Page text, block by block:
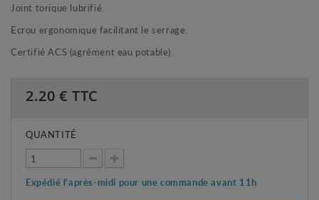
Joint torique lubrifié.
Ecrou ergonomique facilitant le serrage.
Certifié ACS (agrément eau potable).
2.20 € TTC
QUANTITÉ
Expédié l'après-midi pour une commande avant 11h